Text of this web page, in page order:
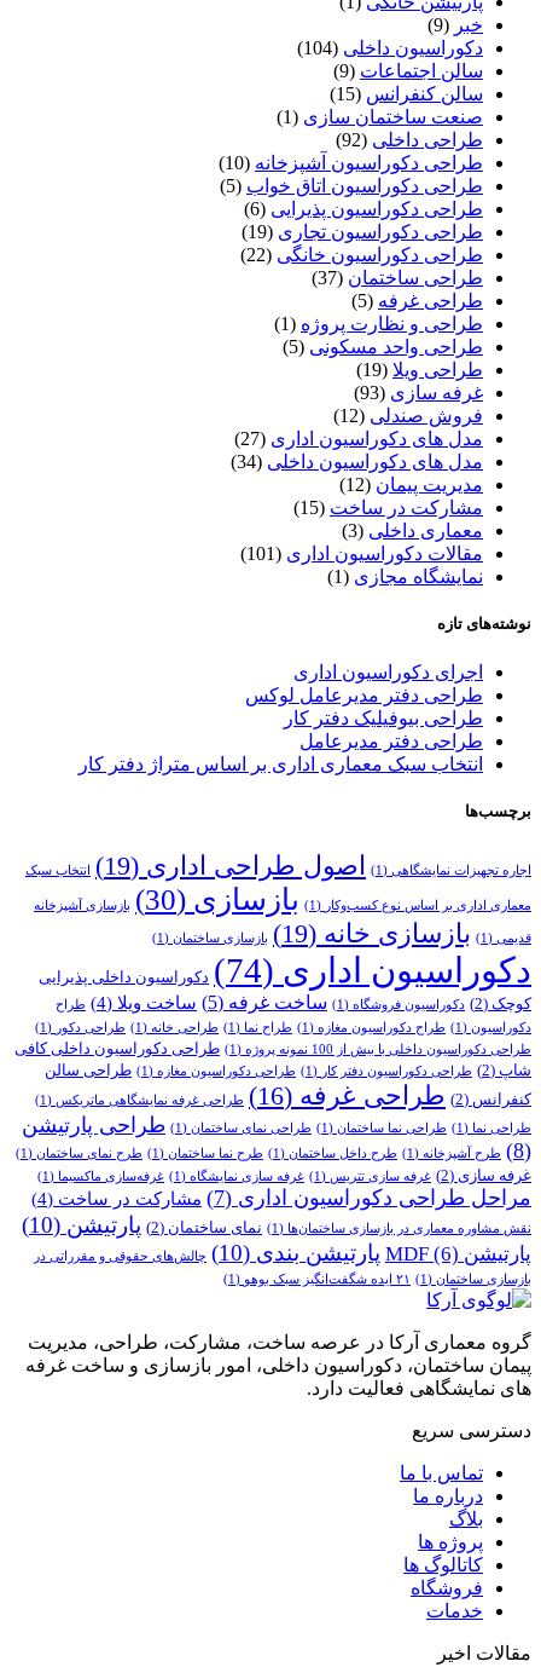
خبر (9)
دکوراسیون داخلی (104)
سالن اجتماعات (9)
سالن کنفرانس (15)
صنعت ساختمان سازی (1)
طراحی داخلی (92)
طراحی دکوراسیون آشپزخانه (10)
طراحی دکوراسیون اتاق خواب (5)
طراحی دکوراسیون پذیرایی (6)
طراحی دکوراسیون تجاری (19)
طراحی دکوراسیون خانگی (22)
طراحی ساختمان (37)
طراحی غرفه (5)
طراحی و نظارت پروژه (1)
طراحی واحد مسکونی (5)
طراحی ویلا (19)
غرفه سازی (93)
فروش صندلی (12)
مدل های دکوراسیون اداری (27)
مدل های دکوراسیون داخلی (34)
مدیریت پیمان (12)
مشارکت در ساخت (15)
معماری داخلی (3)
مقالات دکوراسیون اداری (101)
نمایشگاه مجازی (1)
نوشته‌های تازه
اجرای دکوراسیون اداری
طراحی دفتر مدیرعامل لوکس
طراحی بیوفیلیک دفتر کار
طراحی دفتر مدیرعامل
انتخاب سبک معماری اداری بر اساس متراژ دفتر کار
برچسب‌ها
اجاره تجهیزات نمایشگاهی (1) اصول طراحی اداری (19) انتخاب سبک
معماری اداری بر اساس نوع کسب‌وکار (1) بازسازی (30) بازسازی آشپزخانه
قدیمی (1) بازسازی خانه (19) بازسازی ساختمان (1)
دکوراسیون اداری (74)
دکوراسیون داخلی پذیرایی
کوچک (2) دکوراسیون فروشگاه (1) ساخت غرفه (5) ساخت ویلا (4)
طراح
دکوراسیون (1) طراح دکوراسیون مغازه (1) طراح نما (1) طراحی خانه (1) طراحی دکور (1)
طراحی دکوراسیون داخلی با بیش از 100 نمونه پروژه
(1)
طراحی دکوراسیون داخلی کافی
شاپ (2) طراحی دکوراسیون دفتر کار (1) طراحی دکوراسیون مغازه (1)
طراحی سالن
کنفرانس (2) طراحی غرفه (16) طراحی غرفه نمایشگاهی ماتریکس (1)
طراحی نما (1) طراحی نما ساختمان (1) طراحی نمای ساختمان (1)
طراحی پارتیشن
(8)
طرح آشپزخانه (1) طرح داخل ساختمان (1) طرح نما ساختمان (1) طرح نمای ساختمان (1)
غرفه سازی (2) غرفه سازی تتریس (1) غرفه سازی نمایشگاه (1) غرفه‌سازی ماکسیما (1)
مراحل طراحی دکوراسیون اداری (7) مشارکت در ساخت (4)
نقش مشاوره معماری در بازسازی ساختمان‌ها (1) نمای ساختمان (2) پارتیشن (10)
پارتیشن MDF (6) پارتیشن بندی (10)
چالش‌های حقوقی و مقرراتی در
بازسازی ساختمان (1) ۲۱ ایده شگفت‌انگیز سبک بوهو (1)
گروه معماری آرکا در عرصه ساخت، مشارکت، طراحی، مدیریت
پیمان ساختمان، دکوراسیون داخلی، امور بازسازی و ساخت غرفه
های نمایشگاهی فعالیت دارد.
دسترسی سریع
تماس با ما
درباره ما
بلاگ
پروژه ها
کاتالوگ ها
فروشگاه
خدمات
مقالات اخیر